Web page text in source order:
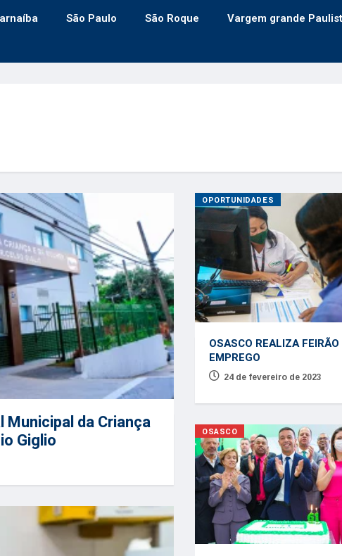
São Paulo São Roque Vargem grande
da Criança
Giglio
OPORTUNIDADES
OSASCO REALIZA FEIRÃO
EMPREGO
24 de fevereiro de 2023
OSASCO